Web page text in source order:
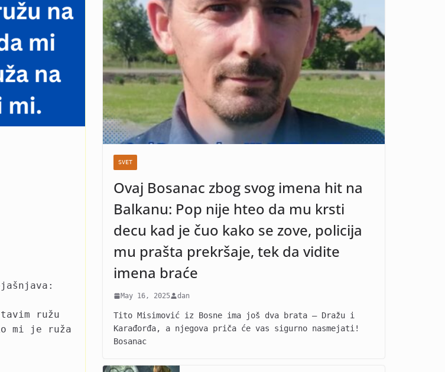
ružu
mi je ruža
SVET
Ovaj Bosanac zbog svog imena hit na
Balkanu: Pop nije hteo da mu krsti
decu kad je čuo kako se zove, policija
mu prašta prekršaje, tek da vidite
imena braće
May 16, 2025 dan
Tito Misimović iz Bosne ima još dva brata – Dražu i
Karađorđa, a njegova priča će vas sigurno nasmejati!
Bosanac